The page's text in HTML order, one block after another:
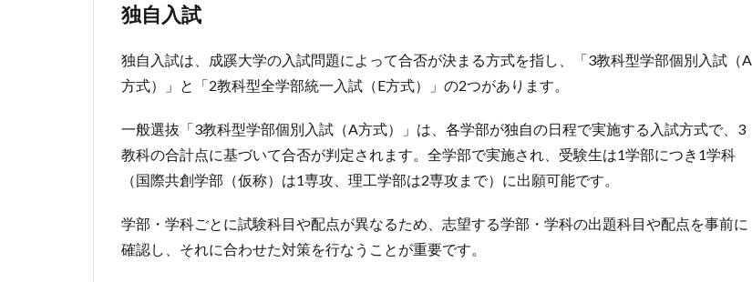
独自入試
独自入試は、成蹊大学の入試問題によって合否が決まる方式を指し、「3教科型学部個別入試（A
方式）」と「2教科型全学部統一入試（E方式）」の2つがあります。
一般選抜「3教科型学部個別入試（A方式）」は、各学部が独自の日程で実施する入試方式で、3
教科の合計点に基づいて合否が判定されます。全学部で実施され、受験生は1学部につき1学科
（国際共創学部（仮称）は1専攻、理工学部は2専攻まで）に出願可能です。
学部・学科ごとに試験科目や配点が異なるため、志望する学部・学科の出題科目や配点を事前に
確認し、それに合わせた対策を行なうことが重要です。